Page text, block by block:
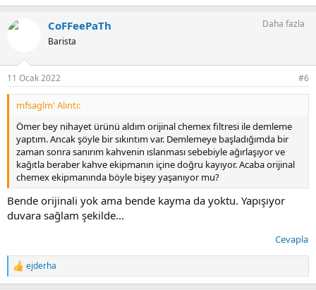
CoFFeePaTh
Barista
Daha fazla
11 Ocak 2022 #6
mfsaglm' Alıntı:
Ömer bey nihayet ürünü aldım orijinal chemex filtresi ile demleme
yaptım. Ancak şöyle bir sıkıntım var. Demlemeye başladığımda bir
zaman sonra sanırım kahvenin ıslanması sebebiyle ağırlaşıyor ve
kağıtla beraber kahve ekipmanın içine doğru kayıyor. Acaba orijinal
chemex ekipmanında böyle bişey yaşanıyor mu?
Bende orijinali yok ama bende kayma da yoktu. Yapışıyor
duvara sağlam şekilde...
Cevapla
T
e
ejderha